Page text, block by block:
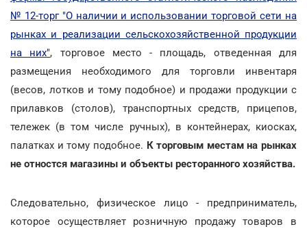
№ 12-торг "О наличии и использовании торговой сети на
рынках и реализации сельскохозяйственной продукции
на них", торговое место - площадь, отведенная для
размещения необходимого для торговли инвентаря
(весов, лотков и тому подобное) и продажи продукции с
прилавков (столов), транспортных средств, прицепов,
тележек (в том числе ручных), в контейнерах, киосках,
палатках и тому подобное. К торговым местам на рынках
не отностся магазины и объекты ресторанного хозяйства.
Следовательно, физическое лицо - предприниматель,
которое осуществляет розничную продажу товаров в